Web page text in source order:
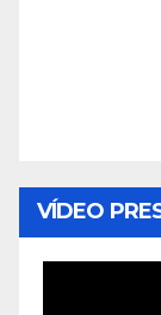
VÍDEO